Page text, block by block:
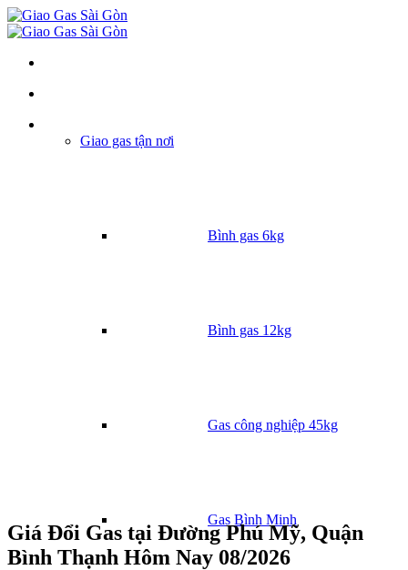
Giao gas tận nơi
Bình gas 6kg
Bình gas 12kg
Gas công nghiệp 45kg
Gas Bình Minh
Giá Đổi Gas tại Đường Phú Mỹ, Quận
Bình Thạnh Hôm Nay 08/2026